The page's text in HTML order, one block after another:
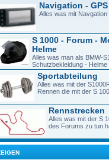
Navigation - GPS
Alles was mit
S 1000 - Forum -
Helme
Alles was man als BMW-
Schutzbekleidung -
Sportabteilung
Alles was mit der
Rennen die mit der S
Rennstrecken
Alles was mit der S
des Forums zu tun